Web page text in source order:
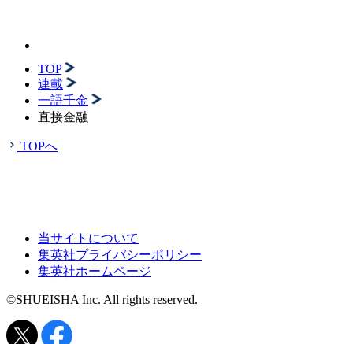
TOP
連載
一語千金
直接金融
TOPへ
当サイトについて
集英社プライバシーポリシー
集英社ホームページ
©SHUEISHA Inc. All rights reserved.